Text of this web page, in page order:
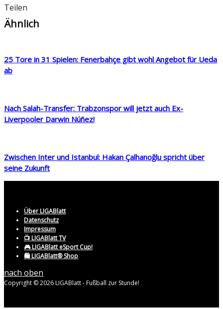
Teilen
Ähnlich
25 Tore in 31 Spielen: Fenerbahçe gibt wohl Angebot für Ueda
ab
Nach Salah-Transfer: Trabzonspor will jetzt auch Ex-
Liverpooler Darwin Núñez!
Zwischen Inter und Istanbul: Hakan Çalhanoğlu spricht über
seine Zukunft
Über LIGABlatt
Datenschutz
Impressum
📺 LIGABlatt TV
🎮 LIGABlatt eSport Cup!
🛍️ LIGABlatt® Shop
nach oben
Copyright © 2026 LIGABlatt - Fußball zur Stunde!